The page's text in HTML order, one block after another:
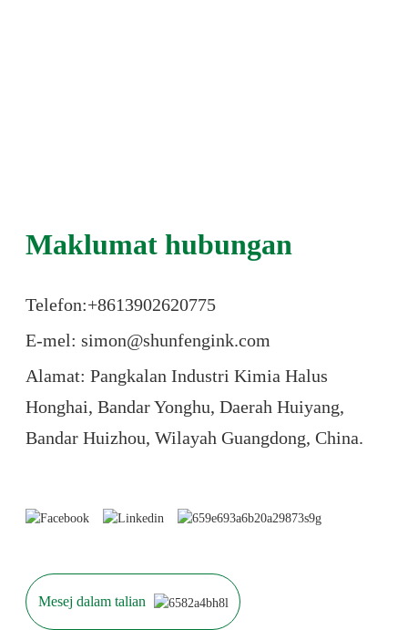
Maklumat hubungan
Telefon:+8613902620775
E-mel: simon@shunfengink.com
Alamat: Pangkalan Industri Kimia Halus
Honghai, Bandar Yonghu, Daerah Huiyang,
Bandar Huizhou, Wilayah Guangdong, China.
Mesej dalam talian